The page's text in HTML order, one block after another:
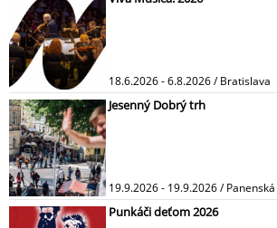
18.6.2026 - 6.8.2026 / Bratislava
Jesenný Dobrý trh
19.9.2026 - 19.9.2026 /
Punkáči deťom 2026